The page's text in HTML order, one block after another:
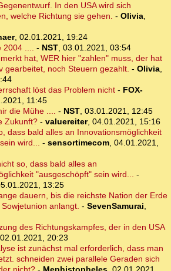
In den USA wird sich
welche Richtung sie gehen. - Olivia,
, 02.01.2021, 19:24
2004 .... - NST, 03.01.2021, 03:54
hat, WER hier "zahlen" muss, der hat
gearbeitet, noch Steuern gezahlt. - Olivia,
löst das Problem nicht- FOX-
11:45
die Mühe .... - NST, 03.01.2021, 12:45
Zukunft?- valuereiter, 04.01.2021, 15:16
dass bald alles an Innovationsmöglichkeit
wird... - sensortimecom, 04.01.2021,
so, dass bald alles an
"ausgeschöpft" sein wird... -
13:25
dauern, bis die reichste Nation der Erde
anlangt. - SevenSamurai,
des Richtungskampfes, der in den USA
02.01.2021, 20:23
ist zunächst mal erforderlich, dass man
schneiden zwei parallele Geraden sich